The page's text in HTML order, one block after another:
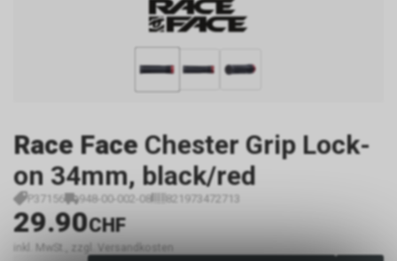
Race Face Chester Grip Lock-
on 34mm, black/red
P37156 948-00-002-08 821973472713
29.90CHF
inkl. MwSt., zzgl. Versandkosten